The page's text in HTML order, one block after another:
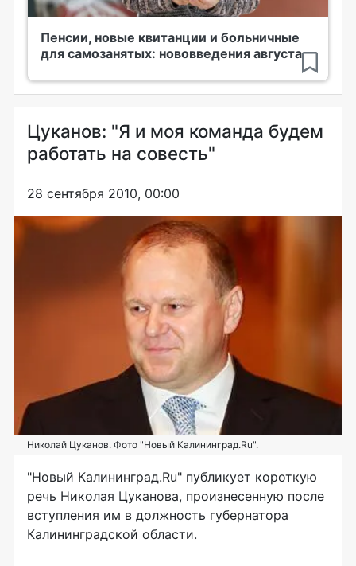
Пенсии, новые квитанции и больничные
для самозанятых: нововведения августа
Цуканов: "Я и моя команда будем
работать на совесть"
28 сентября 2010, 00:00
Николай Цуканов. Фото "Новый Калининград.Ru".
"Новый Калининград.Ru" публикует короткую
речь Николая Цуканова, произнесенную после
вступления им в должность губернатора
Калининградской области.